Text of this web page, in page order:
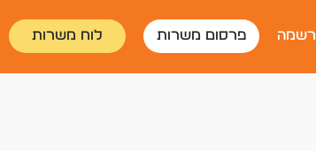
פרסום משרות לוח משרות